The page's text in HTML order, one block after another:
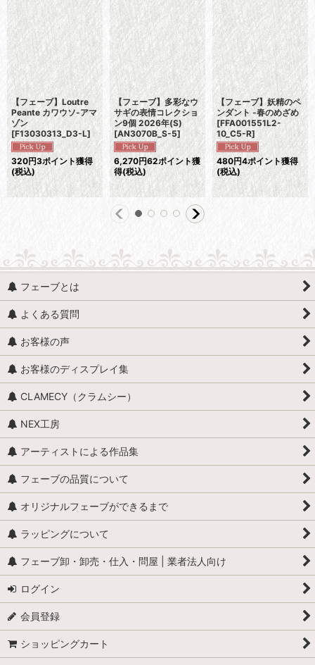
【フェーブ】Loutre
Peante カワウソ-アマ
ゾン
[F13030313_D3-L]
320円3ポイント獲得
(税込)
【フェーブ】多彩なウ
サギの表情コレクショ
ン9個 2026年(S)
[AN3070B_S-5]
6,270円62ポイント獲
得(税込)
【フェーブ】妖精のペ
ンダント -春のめざめ
[FFA001551L2-
10_C5-R]
480円4ポイント獲得
(税込)
フェーブとは
よくある質問
お客様の声
お客様のディスプレイ集
CLAMECY（クラムシー）
NEX工房
アーティストによる作品集
フェーブの品質について
オリジナルフェーブができるまで
ラッピングについて
フェーブ卸・卸売・仕入・問屋 | 業者法人向け
ログイン
会員登録
ショッピングカート